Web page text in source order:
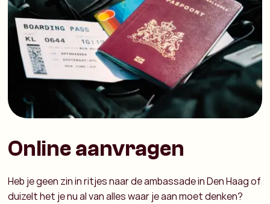
Online aanvragen
Heb je geen zin in ritjes naar de ambassade in Den Haag of
duizelt het je nu al van alles waar je aan moet denken?